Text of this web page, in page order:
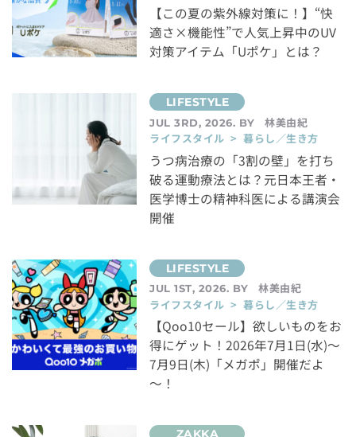
【この夏の紫外線対策に！】“快
適さ×機能性”で人気上昇中のUV
対策アイテム「Uポケ」とは？
JUL 3RD, 2026. BY
林美由紀
ライフスタイル > 暮らし／生き方
うつ病治療の「3割の壁」を打ち
破る運動療法とは？元日本王者・
医学博士の精神科医による講演会
開催
JUL 1ST, 2026. BY
林美由紀
ライフスタイル > 暮らし／生き方
【Qoo10セール】欲しいものをお
得にゲット！2026年7月1日(水)～
7月9日(木)「メガポ」開催だよ
～！